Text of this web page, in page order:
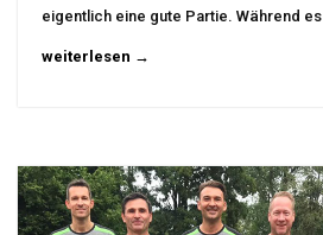
eigentlich eine gute Partie. Während es
weiterlesen →